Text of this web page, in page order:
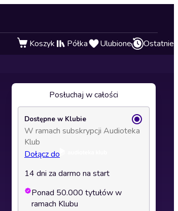
Koszyk Półka Ulubione Ostatnie
Posłuchaj w całości
Dostępne w Klubie
W ramach subskrypcji Audioteka
Klub
Dołącz do
14 dni za darmo na start
Ponad 50.000 tytułów w
ramach Klubu